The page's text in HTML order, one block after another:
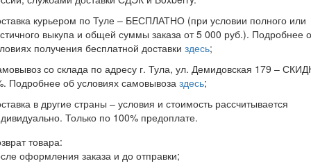
курьером по Туле – БЕСПЛАТНО (при условии полного или
выкупа и общей суммы заказа от 5 000 руб.). Подробнее
получения бесплатной доставки здесь;
со склада по адресу г. Тула, ул. Демидовская 179 –
Подробнее об условиях самовывоза здесь;
в другие страны – условия и стоимость рассчитывается
Только по 100% предоплате.
товара:
оформления заказа и до отправки;